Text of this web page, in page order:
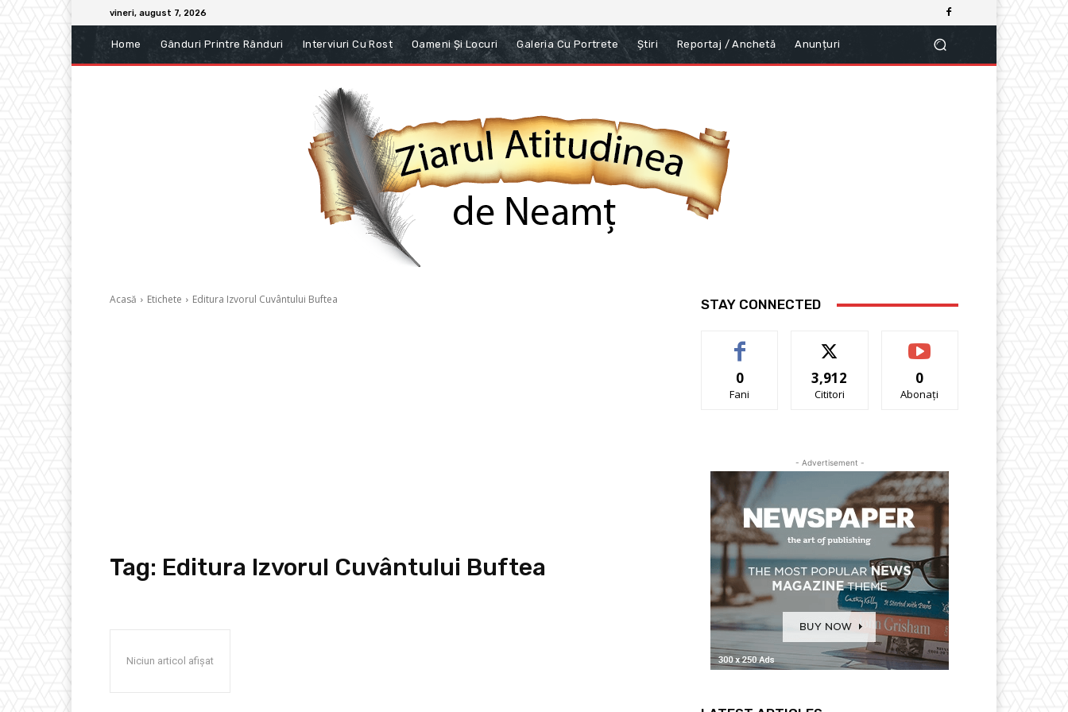
vineri, august 7, 2026
Home Gânduri Printre Rânduri Interviuri Cu Rost Oameni Și Locuri Galeria Cu Portrete Știri Reportaj / Anchetă Anunțuri
Acasă Etichete Editura Izvorul Cuvântului Buftea
Tag: Editura Izvorul Cuvântului Buftea
Niciun articol afișat
STAY CONNECTED
0
Fani
3,912
Cititori
0
Abonați
- Advertisement -